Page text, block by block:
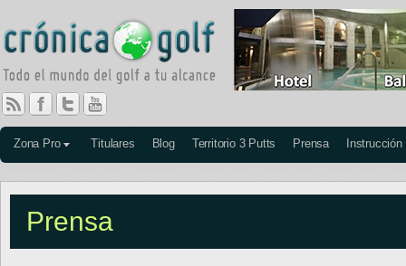
Zona Pro Titulares Blog Territorio 3 Putts Prensa Instrucción
Prensa